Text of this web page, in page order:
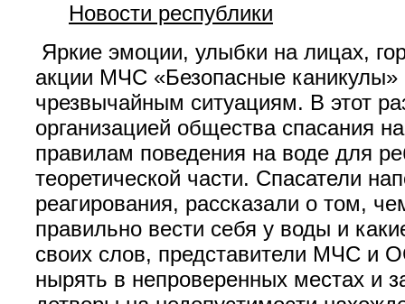
Новости республики
Яркие эмоции, улыбки на лицах,
акции МЧС «Безопасные каникулы»
чрезвычайным ситуациям. В этот
организацией общества спасания
правилам поведения на воде для
теоретической части. Спасатели
реагирования, рассказали о том,
правильно вести себя у воды и
своих слов, представители МЧС и
нырять в непроверенных местах и